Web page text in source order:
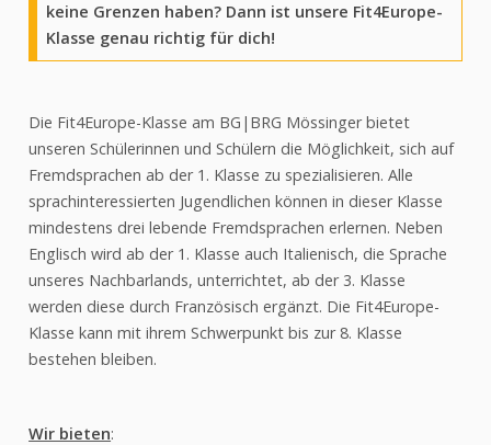
Elternverein
Neue Autorität
KiBiZ -
Tagesbetreuung
Kantine
Kontakt
Mediation
Individuelle
Lernbegleitung
keine Grenzen haben? Dann ist unsere Fit4Europe-
Klasse genau richtig für dich!
Die Fit4Europe-Klasse am BG|BRG Mössinger bietet
unseren Schülerinnen und Schülern die Möglichkeit, sich auf
Fremdsprachen ab der 1. Klasse zu spezialisieren. Alle
sprachinteressierten Jugendlichen können in dieser Klasse
mindestens drei lebende Fremdsprachen erlernen. Neben
Englisch wird ab der 1. Klasse auch Italienisch, die Sprache
unseres Nachbarlands, unterrichtet, ab der 3. Klasse
werden diese durch Französisch ergänzt. Die Fit4Europe-
Klasse kann mit ihrem Schwerpunkt bis zur 8. Klasse
bestehen bleiben.
Wir bieten: